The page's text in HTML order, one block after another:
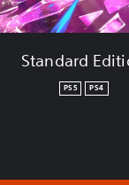
Standard
PS4
PS5